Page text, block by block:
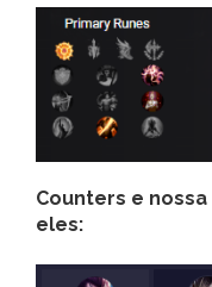
Counters e
eles: